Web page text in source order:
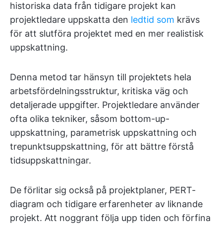
historiska data från tidigare projekt kan
projektledare uppskatta den ledtid som krävs
för att slutföra projektet med en mer realistisk
uppskattning.
Denna metod tar hänsyn till projektets hela
arbetsfördelningsstruktur, kritiska väg och
detaljerade uppgifter. Projektledare använder
ofta olika tekniker, såsom bottom-up-
uppskattning, parametrisk uppskattning och
trepunktsuppskattning, för att bättre förstå
tidsuppskattningar.
De förlitar sig också på projektplaner, PERT-
diagram och tidigare erfarenheter av liknande
projekt. Att noggrant följa upp tiden och förfina